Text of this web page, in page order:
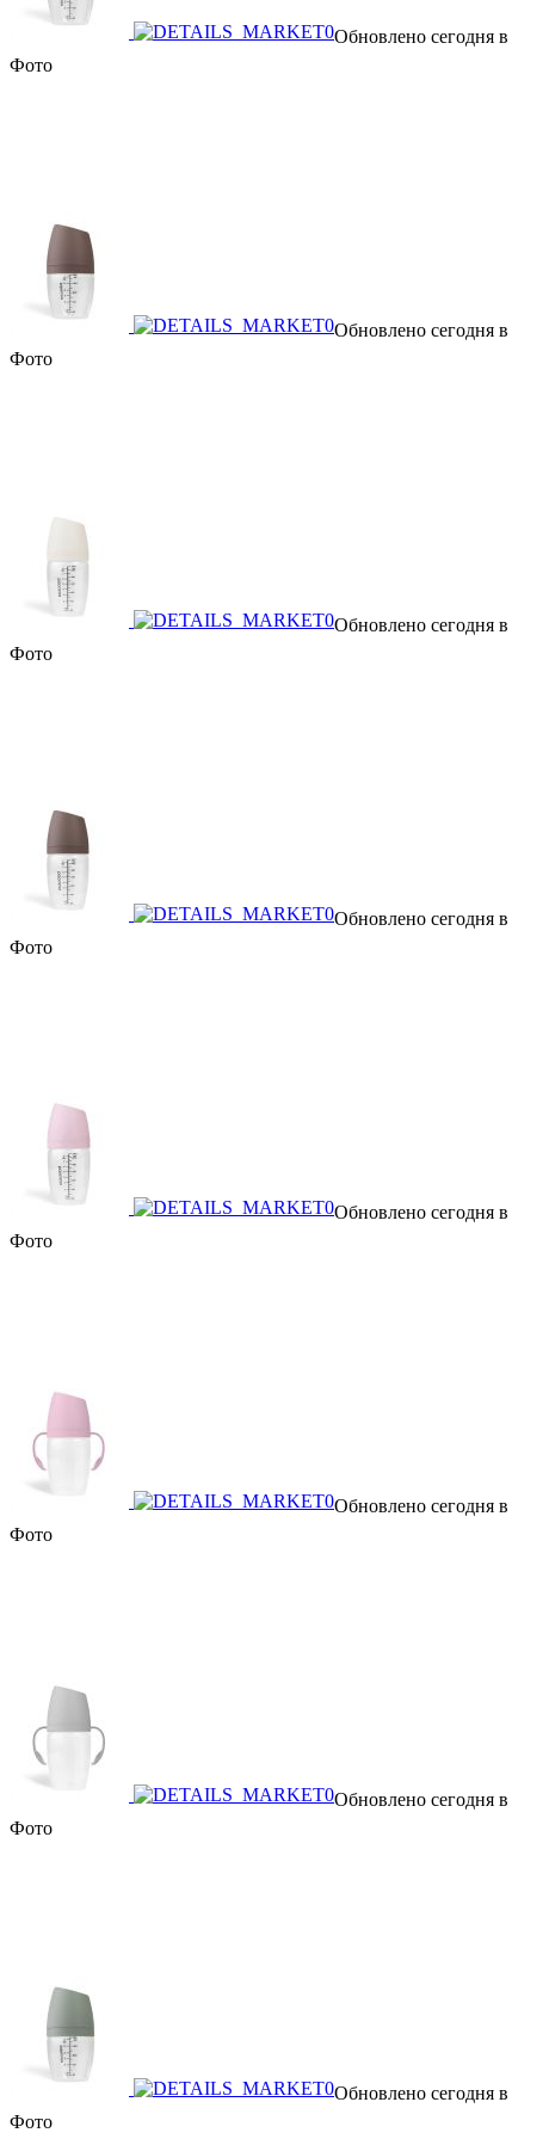
Фото
Обновлено сегодня в
Фото
Обновлено сегодня в
Фото
Обновлено сегодня в
Фото
Обновлено сегодня в
Фото
Обновлено сегодня в
Фото
Обновлено сегодня в
Фото
Обновлено сегодня в
Фото
Обновлено сегодня в